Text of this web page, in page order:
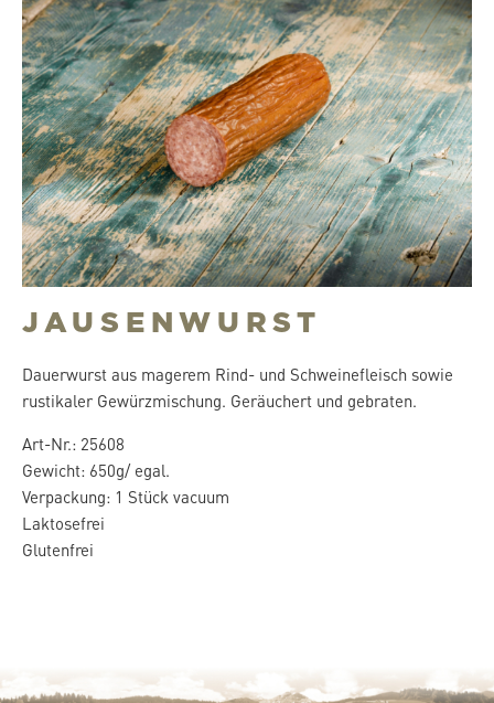
JAUSENWURST
Dauerwurst aus magerem Rind- und Schweinefleisch sowie
rustikaler Gewürzmischung. Geräuchert und gebraten.
Art-Nr.: 25608
Gewicht: 650g/ egal.
Verpackung: 1 Stück vacuum
Laktosefrei
Glutenfrei